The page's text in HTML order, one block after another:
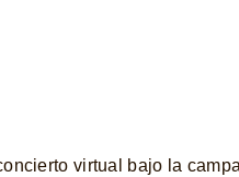
virtual bajo la